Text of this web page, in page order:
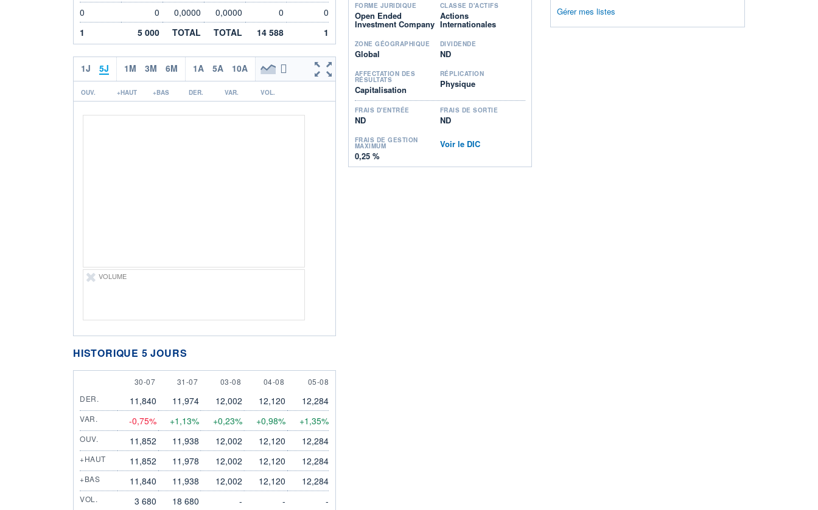
0
0 0,0000 0,0000 0
0
1
5 000 TOTAL TOTAL 14 588 1
1J 5J 1M 3M 6M 1A 5A 10A
OUV. +HAUT +BAS DER. VAR. VOL.
VOLUME
HISTORIQUE 5 JOURS
30 JULY
30-07 31 JULY
31-07 3 AUGUST
03-08 4 AUGUST
04-08 5 AUGUST
05-08
DER.
11,840 11,974 12,002 12,120 12,284
VAR. -0,75% +1,13% +0,23% +0,98% +1,35%
OUV. 11,852 11,938 12,002 12,120 12,284
+HAUT 11,852 11,978 12,002 12,120 12,284
+BAS 11,840 11,938 12,002 12,120 12,284
VOL. 3 680 18 680 - -
-
FORME JURIDIQUE
Open Ended
Investment Company
CLASSE D'ACTIFS
Actions
Internationales
ZONE GÉOGRAPHIQUE
Global
DIVIDENDE
ND
AFFECTATION DES
RÉSULTATS
Capitalisation
RÉPLICATION
Physique
FRAIS D'ENTRÉE
ND
FRAIS DE SORTIE
ND
FRAIS DE GESTION
MAXIMUM
0,25 %
Voir le DIC
Gérer mes listes